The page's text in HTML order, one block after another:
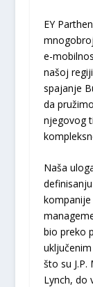
EY
e-
našoj
spajanje
da
njegovog
Naša
bio preko
što su
Lynch, do